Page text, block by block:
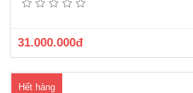
31.000.000đ
Hết hàng
mạng + Scan màu Chức năng copy Tốc